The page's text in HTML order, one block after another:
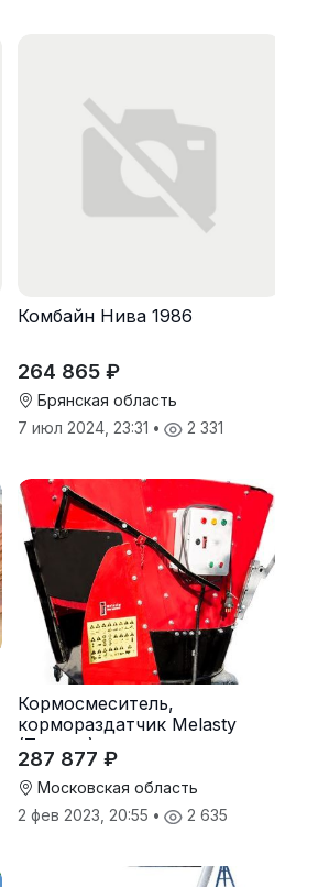
Комбайн Нива 1986
264 865 ₽
Брянская область
7 июл 2024, 23:31 • 2 331
Кормосмеситель,
кормораздатчик Melasty
(Турция)
287 877 ₽
Московская область
2 фев 2023, 20:55 • 2 635